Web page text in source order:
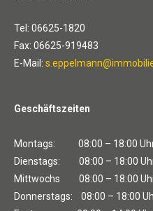
Tel: 06625-1820
Fax: 06625-919483
E-Mail:
Geschäftszeiten
Montags: 08:00 – 18:00
Dienstags: 08:00 – 18:00
Mittwochs 08:00 – 18:00
Donnerstags: 08:00 – 18:00